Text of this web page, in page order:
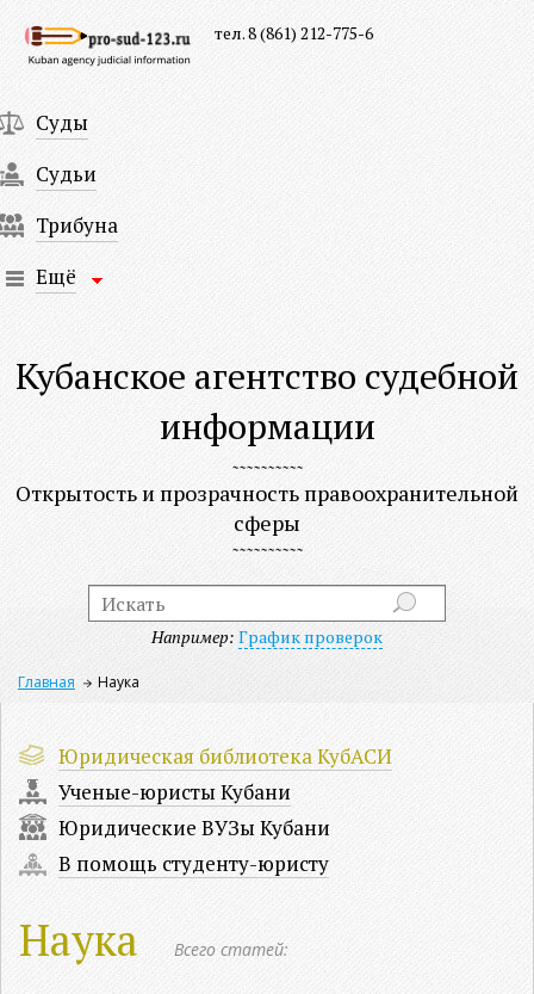
Суды
Судьи
Трибуна
Ещё
тел. 8 (861) 212-775-6
Кубанское агентство судебной
информации
Открытость и прозрачность правоохранительной
сферы
Например: График проверок
Главная Наука
Юридическая библиотека КубАСИ
Ученые-юристы Кубани
Юридические ВУЗы Кубани
В помощь студенту-юристу
Наука Всего статей: